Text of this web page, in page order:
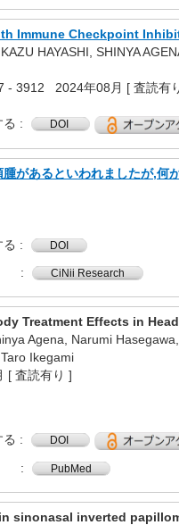
Immune Checkpoint
HAYASHI, SHINYA
- 3912 2024年08月 [ 査読有
DOI
があるといわれましたが,何
DOI
CiNii Research
Treatment Effects in
Agena, Narumi
Ikegami
[ 査読有り ]
DOI
PubMed
sinonasal inverted